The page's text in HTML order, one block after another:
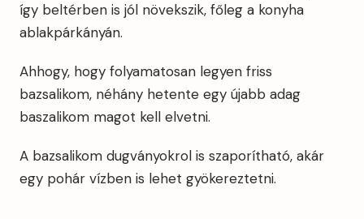
így beltérben is jól növekszik, főleg a konyha
ablakpárkányán.
Ahhogy, hogy folyamatosan legyen friss
bazsalikom, néhány hetente egy újabb adag
baszalikom magot kell elvetni.
A bazsalikom dugványokrol is szaporítható, akár
egy pohár vízben is lehet gyökereztetni.